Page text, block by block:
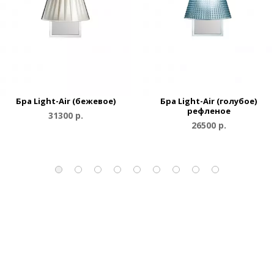
Бра Light-Air (бежевое)
31300 р.
Бра Light-Air (голубое)
рефленое
26500 р.